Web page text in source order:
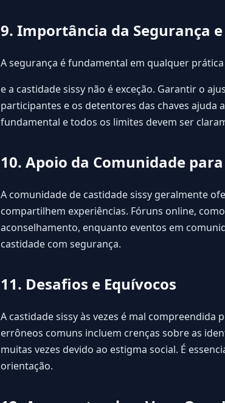
9. Importância da Segurança
A segurança é fundamental em qualquer prática
e a castidade sissy não é exceção. Garantir o
participantes e os detentores das chaves ajuda
fundamental e todos os limites devem ser
10. Apoio da Comunidade
A comunidade de castidade sissy geralmente
compartilhem experiências. Fóruns online,
aconselhamento, enquanto eventos em
castidade com segurança.
11. Desafios e Equívocos
A castidade sissy às vezes é mal
errôneos comuns incluem crenças sobre as
muitas vezes devido ao estigma social. É
orientação.